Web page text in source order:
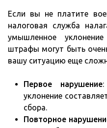
Если вы не платите
налоговая служба
умышленное
штрафы могут быть
вашу ситуацию еще
Первое нарушение
уклонение
сбора.
Повторное